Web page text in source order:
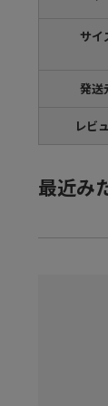
サイ
発送
レビ
最近み